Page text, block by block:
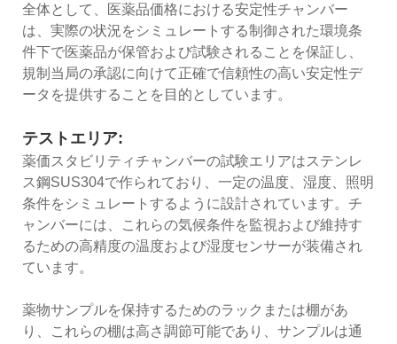
全体として、医薬品価格における安定性チャンバー
は、実際の状況をシミュレートする制御された環境条
件下で医薬品が保管および試験されることを保証し、
規制当局の承認に向けて正確で信頼性の高い安定性デ
ータを提供することを目的としています。
テストエリア:
薬価スタビリティチャンバーの試験エリアはステンレ
ス鋼SUS304で作られており、一定の温度、湿度、照明
条件をシミュレートするように設計されています。チ
ャンバーには、これらの気候条件を監視および維持す
るための高精度の温度および湿度センサーが装備され
ています。
薬物サンプルを保持するためのラックまたは棚があ
り、これらの棚は高さ調節可能であり、サンプルは通